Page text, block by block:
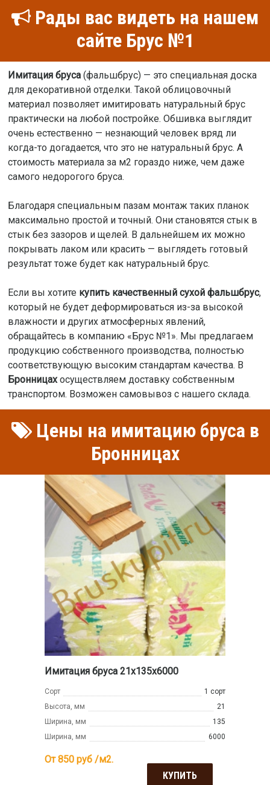
Рады вас видеть на нашем
сайте Брус №1
Имитация бруса(фальшбрус) — это специальная доска
для декоративной отделки. Такой облицовочный
материал позволяет имитировать натуральный брус
практически на любой постройке. Обшивка выглядит
очень естественно — незнающий человек вряд ли
когда-то догадается, что это не натуральный брус. А
стоимость материала за м2 гораздо ниже, чем даже
самого недорогого бруса.
Благодаря специальным пазам монтаж таких планок
максимально простой и точный. Они становятся стык в
стык без зазоров и щелей. В дальнейшем их можно
покрывать лаком или красить — выглядеть готовый
результат тоже будет как натуральный брус.
Если вы хотите купить качественный сухой фальшбрус,
который не будет деформироваться из-за высокой
влажности и других атмосферных явлений,
обращайтесь в компанию «Брус №1». Мы предлагаем
продукцию собственного производства, полностью
соответствующую высоким стандартам качества. В
Бронницахосуществляем доставку собственным
транспортом. Возможен самовывоз с нашего склада.
Цены на имитацию бруса в
Бронницах
Имитация бруса 21x135x6000
Сорт
1 сорт
Высота, мм
21
Ширина, мм
135
Ширина, мм
6000
От 850 руб /м2.
КУПИТЬ